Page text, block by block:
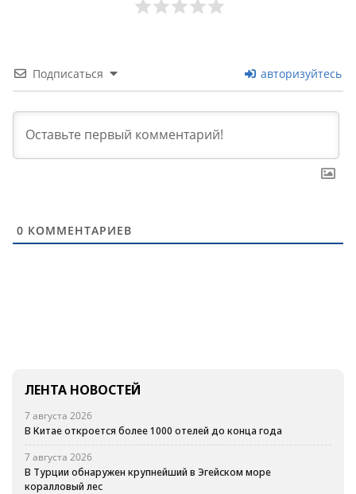
Подписаться авторизуйтесь
0 КОММЕНТАРИЕВ
ЛЕНТА НОВОСТЕЙ
7 августа 2026
В Китае откроется более 1000 отелей до конца года
7 августа 2026
В Турции обнаружен крупнейший в Эгейском море
коралловый лес